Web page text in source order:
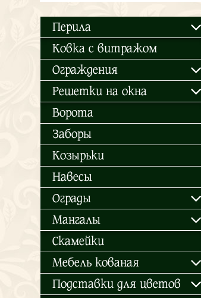
Перила
Ковка с витражом
Ограждения
Решетки на окна
Ворота
Заборы
Козырьки
Навесы
Ограды
Мангалы
Скамейки
Мебель кованая
Подставки для цветов